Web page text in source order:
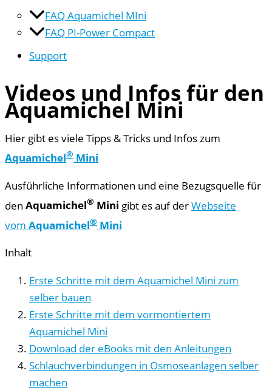
FAQ Aquamichel MIni
FAQ PI-Power Compact
Support
Videos und Infos für den
Aquamichel Mini
Hier gibt es viele Tipps & Tricks und Infos zum
Aquamichel® Mini
Ausführliche Informationen und eine Bezugsquelle für
den Aquamichel® Mini gibt es auf derWebseite
vom Aquamichel® Mini
Inhalt
Erste Schritte mit dem Aquamichel Mini zum
selber bauen
Erste Schritte mit dem vormontiertem
Aquamichel Mini
Download der eBooks mit den Anleitungen
Schlauchverbindungen in Osmoseanlagen selber
machen